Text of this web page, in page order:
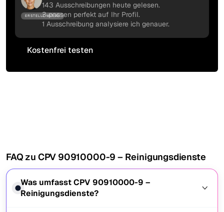
ERSTELLT MIT AI
143 Ausschreibungen heute gelesen.
3 passen perfekt auf Ihr Profil.
1 Ausschreibung analysiere ich genauer.
Kostenfrei testen
FAQ zu CPV 90910000-9 – Reinigungsdienste
Was umfasst CPV 90910000-9 –
Reinigungsdienste?